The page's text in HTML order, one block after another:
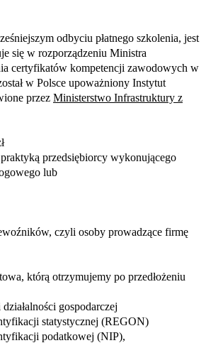
odbyciu płatnego szkolenia, jest
się w rozporządzeniu Ministra
certyfikatów kompetencji zawodowych w
w Polsce upoważniony Instytut
przez Ministerstwo Infrastruktury z
przedsiębiorcy wykonującego
lub
czyli osoby prowadzące firmę
którą otrzymujemy po przedłożeniu
gospodarczej
statystycznej (REGON)
podatkowej (NIP),